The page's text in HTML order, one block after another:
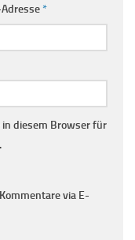
*
diesem Browser für
via E-